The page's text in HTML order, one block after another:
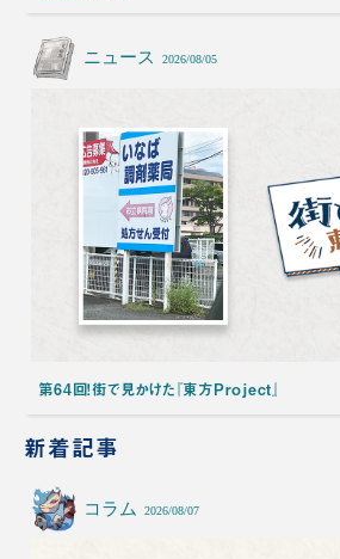
ニュース 2026/08/05
第64回！街で見かけた『東方Project』
新着記事
コラム 2026/08/07